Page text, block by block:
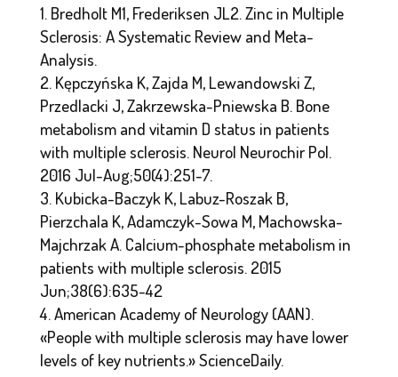
Bredholt M1, Frederiksen JL2. Zinc in Multiple
Sclerosis: A Systematic Review and Meta-
Analysis.
Kępczyńska K, Zajda M, Lewandowski Z,
Przedlacki J, Zakrzewska-Pniewska B. Bone
metabolism and vitamin D status in patients
with multiple sclerosis. Neurol Neurochir Pol.
2016 Jul-Aug;50(4):251-7.
Kubicka-Baczyk K, Labuz-Roszak B,
Pierzchala K, Adamczyk-Sowa M, Machowska-
Majchrzak A. Calcium-phosphate metabolism in
patients with multiple sclerosis. 2015
Jun;38(6):635-42
American Academy of Neurology (AAN).
«People with multiple sclerosis may have lower
levels of key nutrients.» ScienceDaily.